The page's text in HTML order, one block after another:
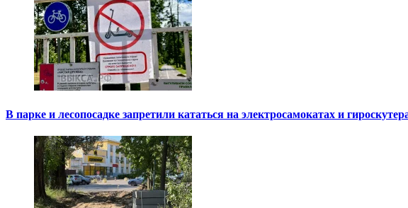
В парке и лесопосадке запретили кататься на электросамокатах и